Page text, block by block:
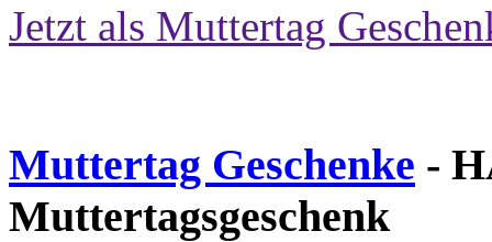
Jetzt als Muttertag
Muttertag Geschenke -
Muttertagsgeschenk